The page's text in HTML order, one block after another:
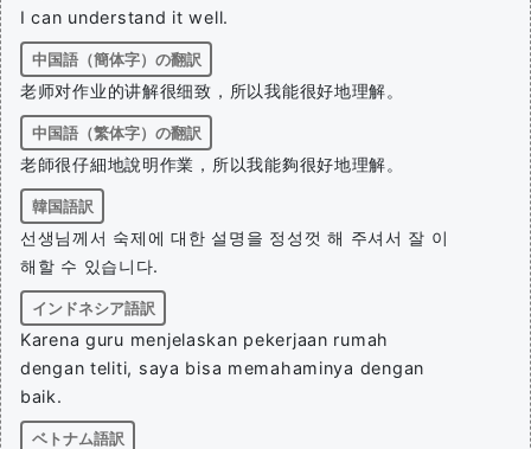
I can understand it well.
中国語（簡体字）の翻訳
老师对作业的讲解很细致，所以我能很好地理解。
中国語（繁体字）の翻訳
老師很仔細地說明作業，所以我能夠很好地理解。
韓国語訳
선생님께서 숙제에 대한 설명을 정성껏 해 주셔서 잘 이
해할 수 있습니다.
インドネシア語訳
Karena guru menjelaskan pekerjaan rumah
dengan teliti, saya bisa memahaminya dengan
baik.
ベトナム語訳